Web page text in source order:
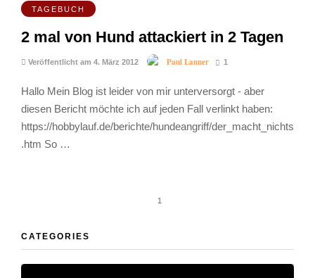
TAGEBUCH
2 mal von Hund attackiert in 2 Tagen
Veröffentlicht am 4. März 2012 Paul Launer 1
Hallo Mein Blog ist leider von mir unterversorgt - aber
diesen Bericht möchte ich auf jeden Fall verlinkt haben:
https://hobbylauf.de/berichte/hundeangriff/der_macht_nichts
.htm So …
1
CATEGORIES